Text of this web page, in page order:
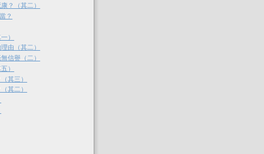
？（其二）
？
）
由（其二）
信譽（二）
）
其三）
其二）